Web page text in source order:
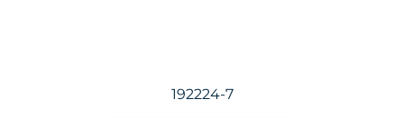
192224-7